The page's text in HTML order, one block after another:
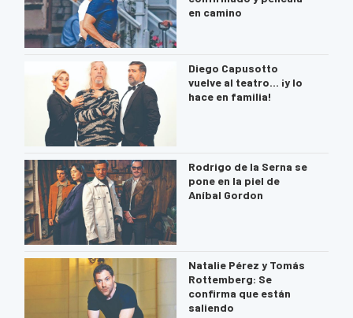
en camino
Diego Capusotto
vuelve al teatro… ¡y lo
hace en familia!
Rodrigo de la Serna se
pone en la piel de
Aníbal Gordon
Natalie Pérez y Tomás
Rottemberg: Se
confirma que están
saliendo